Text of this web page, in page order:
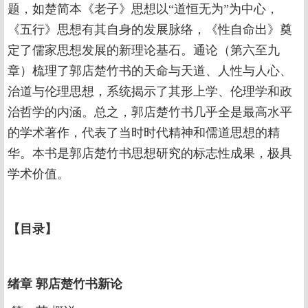
题，如楚简本《老子》思想以“道恒无为”为中心，
《五行》思想有其自身的发展脉络，《性自命出》奠
定了儒家思想发展的新理论基石。通论（第六至九
章）梳理了郭店楚竹书的天命与天道、人性与人心、
治道与伦理思想，系统揭示了其形上学、伦理学和政
治哲学的内涵。总之，郭店楚竹书几乎全是最高水平
的学术著作，代表了当时时代精神和儒道思想的精
华。本书是郭店楚竹书思想研究的标志性成果，极具
学术价值。
【目录】
绪章 郭店楚竹书新论